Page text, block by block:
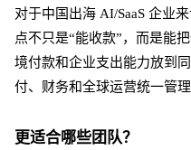
对于中国出海 AI/SaaS 企业
点不只是“能收款”，而是能
境付款和企业支出能力放到
付、财务和全球运营统一管理
更适合哪些团队？